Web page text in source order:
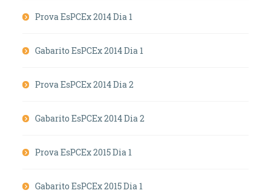
Prova EsPCEx 2014 Dia 1
Gabarito EsPCEx 2014 Dia 1
Prova EsPCEx 2014 Dia 2
Gabarito EsPCEx 2014 Dia 2
Prova EsPCEx 2015 Dia 1
Gabarito EsPCEx 2015 Dia 1